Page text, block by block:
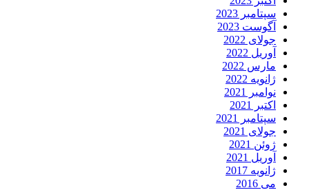
سپتامبر 2023
آگوست 2023
جولای 2022
آوریل 2022
مارس 2022
ژانویه 2022
نوامبر 2021
اکتبر 2021
سپتامبر 2021
جولای 2021
ژوئن 2021
آوریل 2021
ژانویه 2017
می 2016